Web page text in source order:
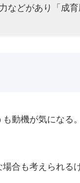
などがあり「成
動機が気になる。
合も考えられる